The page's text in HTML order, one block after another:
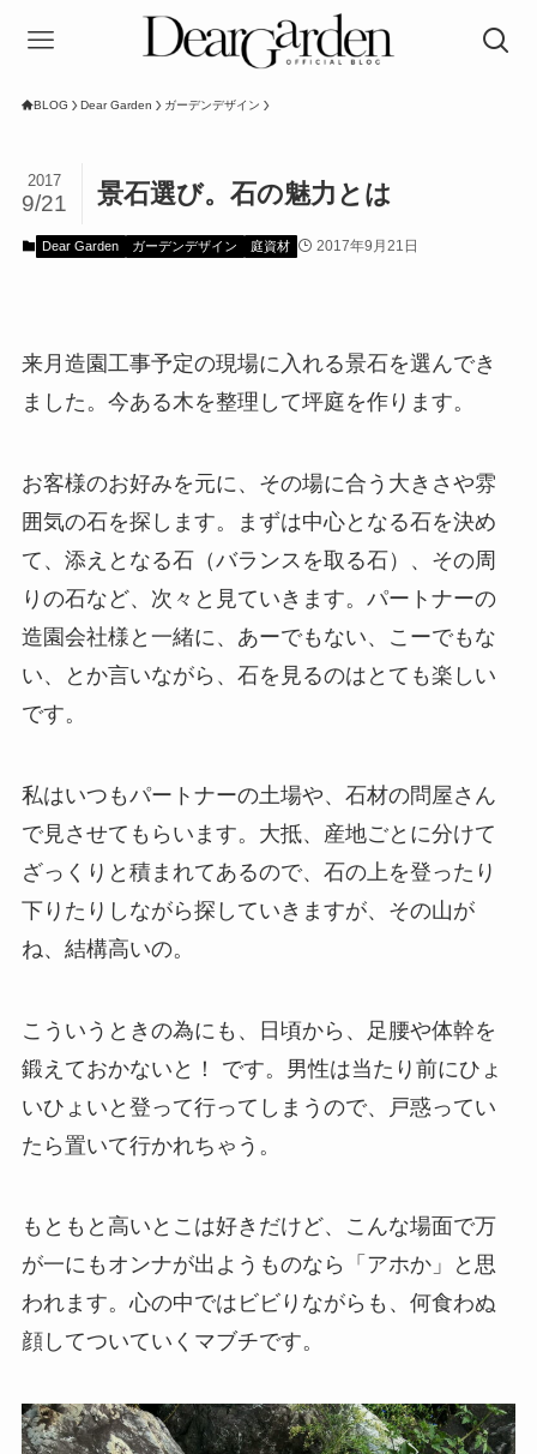
BLOG Dear Garden ガーデンデザイン
景石選び。石の魅力とは
2017
9/21
Dear Garden ガーデンデザイン 庭資材 2017年9月21日
来月造園工事予定の現場に入れる景石を選んでき
ました。今ある木を整理して坪庭を作ります。
お客様のお好みを元に、その場に合う大きさや雰
囲気の石を探します。まずは中心となる石を決め
て、添えとなる石（バランスを取る石）、その周
りの石など、次々と見ていきます。パートナーの
造園会社様と一緒に、あーでもない、こーでもな
い、とか言いながら、石を見るのはとても楽しい
です。
私はいつもパートナーの土場や、石材の問屋さん
で見させてもらいます。大抵、産地ごとに分けて
ざっくりと積まれてあるので、石の上を登ったり
下りたりしながら探していきますが、その山が
ね、結構高いの。
こういうときの為にも、日頃から、足腰や体幹を
鍛えておかないと！ です。男性は当たり前にひょ
いひょいと登って行ってしまうので、戸惑ってい
たら置いて行かれちゃう。
もともと高いとこは好きだけど、こんな場面で万
が一にもオンナが出ようものなら「アホか」と思
われます。心の中ではビビりながらも、何食わぬ
顔してついていくマブチです。